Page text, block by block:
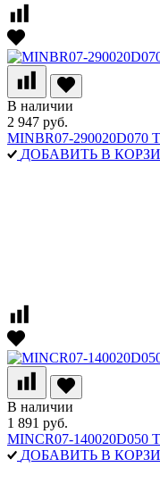
В наличии
2 947 руб.
MINBR07-290020D070
ДОБАВИТЬ В
В наличии
1 891 руб.
MINCR07-140020D050
ДОБАВИТЬ В